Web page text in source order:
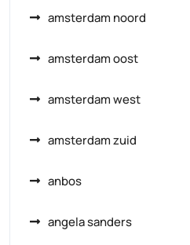
amsterdam noord
amsterdam oost
amsterdam west
amsterdam zuid
anbos
angela sanders